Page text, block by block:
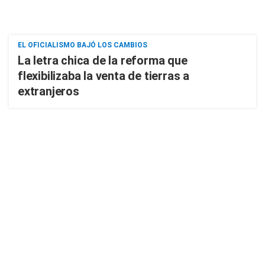
EL OFICIALISMO BAJÓ LOS CAMBIOS
La letra chica de la reforma que
flexibilizaba la venta de tierras a
extranjeros